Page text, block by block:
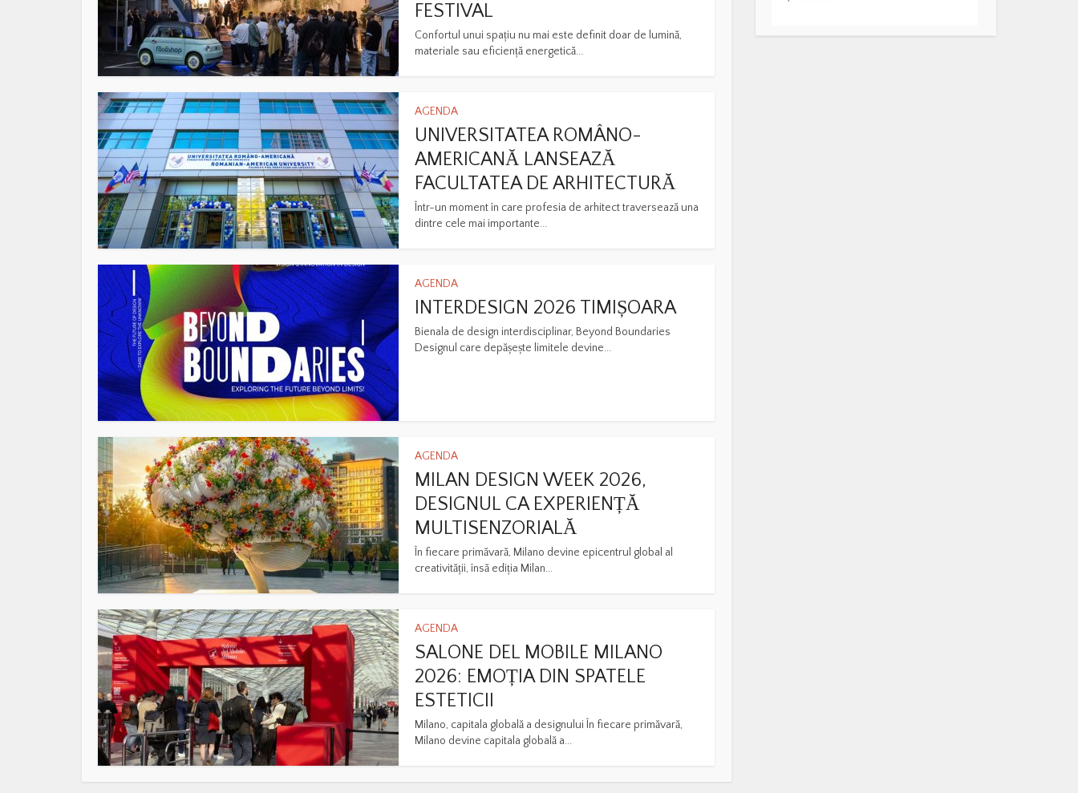
FESTIVAL
Confortul unui spațiu nu mai este definit doar de lumină,
materiale sau eficiență energetică...
AGENDA
UNIVERSITATEA ROMÂNO-
AMERICANĂ LANSEAZĂ
FACULTATEA DE ARHITECTURĂ
Într-un moment în care profesia de arhitect traversează una
dintre cele mai importante...
AGENDA
INTERDESIGN 2026 TIMIȘOARA
Bienala de design interdisciplinar, Beyond Boundaries
Designul care depășește limitele devine...
AGENDA
MILAN DESIGN WEEK 2026,
DESIGNUL CA EXPERIENȚĂ
MULTISENZORIALĂ
În fiecare primăvară, Milano devine epicentrul global al
creativității, însă ediția Milan...
AGENDA
SALONE DEL MOBILE MILANO
2026: EMOȚIA DIN SPATELE
ESTETICII
Milano, capitala globală a designului În fiecare primăvară,
Milano devine capitala globală a...